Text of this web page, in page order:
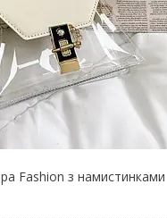
Fashion з намистинками